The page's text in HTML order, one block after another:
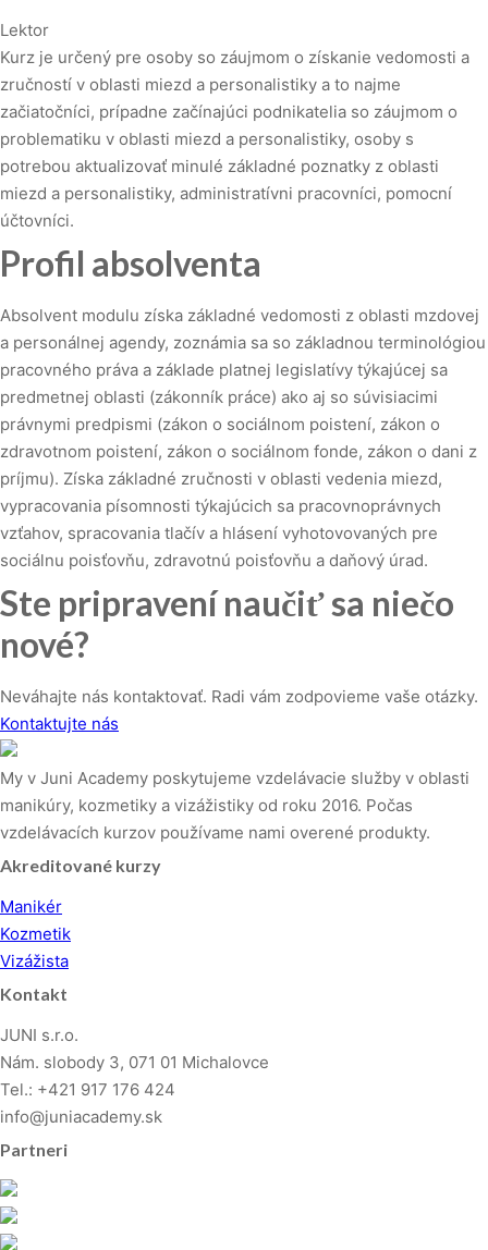
Lektor
Kurz je určený pre osoby so záujmom o získanie vedomosti a
zručností v oblasti miezd a personalistiky a to najme
začiatočníci, prípadne začínajúci podnikatelia so záujmom o
problematiku v oblasti miezd a personalistiky, osoby s
potrebou aktualizovať minulé základné poznatky z oblasti
miezd a personalistiky, administratívni pracovníci, pomocní
účtovníci.
Profil absolventa
Absolvent modulu získa základné vedomosti z oblasti mzdovej
a personálnej agendy, zoznámia sa so základnou terminológiou
pracovného práva a základe platnej legislatívy týkajúcej sa
predmetnej oblasti (zákonník práce) ako aj so súvisiacimi
právnymi predpismi (zákon o sociálnom poistení, zákon o
zdravotnom poistení, zákon o sociálnom fonde, zákon o dani z
príjmu). Získa základné zručnosti v oblasti vedenia miezd,
vypracovania písomnosti týkajúcich sa pracovnoprávnych
vzťahov, spracovania tlačív a hlásení vyhotovovaných pre
sociálnu poisťovňu, zdravotnú poisťovňu a daňový úrad.
Ste pripravení naučiť sa niečo
nové?
Neváhajte nás kontaktovať. Radi vám zodpovieme vaše otázky.
Kontaktujte nás
My v Juni Academy poskytujeme vzdelávacie služby v oblasti
manikúry, kozmetiky a vizážistiky od roku 2016. Počas
vzdelávacích kurzov používame nami overené produkty.
Akreditované kurzy
Manikér
Kozmetik
Vizážista
Kontakt
JUNI s.r.o.
Nám. slobody 3, 071 01 Michalovce
Tel.: +421 917 176 424
info@juniacademy.sk
Partneri